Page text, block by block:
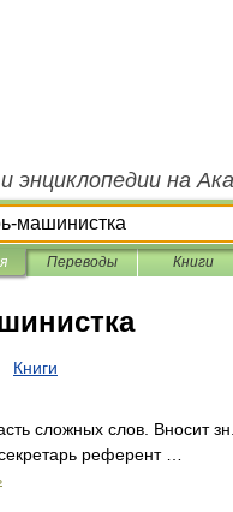
энциклопедии на
Переводы Книги
Книги
сложных слов. Вносит
референт …